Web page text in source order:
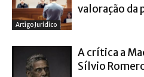
Artigo Jurídico
valoração da
A crítica a
Sílvio